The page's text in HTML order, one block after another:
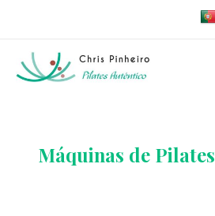
Máquinas de Pilates